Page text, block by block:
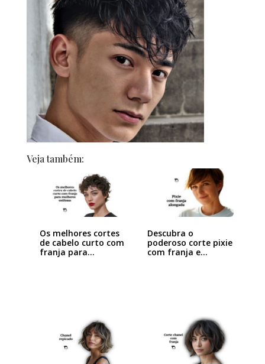
Veja também:
Os melhores cortes
de cabelo curto com
franja para…
Descubra o
poderoso corte pixie
com franja e